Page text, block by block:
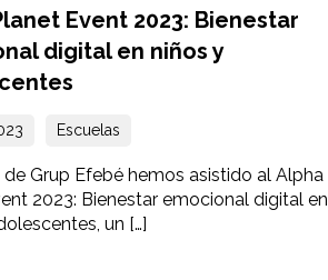
Event 2023: Bienestar
digital en niños y
Escuelas
de Grup Efebé hemos asistido al Alpha
2023: Bienestar emocional digital en
un […]